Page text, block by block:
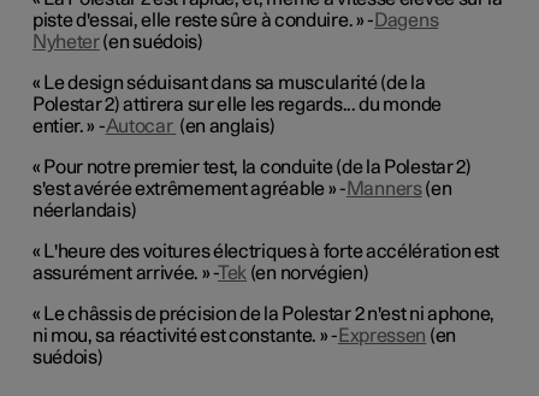
piste d'essai, elle reste sûre à conduire. » - Dagens
Nyheter(en suédois)
« Le design séduisant dans sa muscularité (de la
Polestar 2) attirera sur elle les regards... du monde
entier. » -Autocar (en anglais)
« Pour notre premier test, la conduite (de la Polestar 2)
s'est avérée extrêmement agréable » - Manners(en
néerlandais)
« L'heure des voitures électriques à forte accélération est
assurément arrivée. » -Tek (en norvégien)
« Le châssis de précision de la Polestar 2 n'est ni aphone,
ni mou, sa réactivité est constante. » - Expressen (en
suédois)